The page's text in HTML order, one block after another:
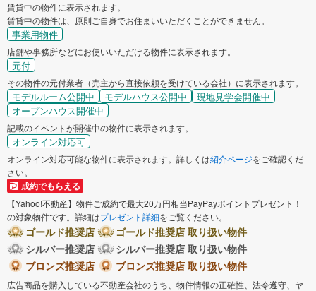
賃貸中の物件に表示されます。
賃貸中の物件は、原則ご自身でお住まいいただくことができません。
事業用物件
店舗や事務所などにお使いいただける物件に表示されます。
元付
その物件の元付業者（売主から直接依頼を受けている会社）に表示されます。
モデルルーム公開中 モデルハウス公開中
現地見学会開催中
オープンハウス開催中
記載のイベントが開催中の物件に表示されます。
オンライン対応可
オンライン対応可能な物件に表示されます。詳しくは紹介ページをご確認くだ
さい。
成約でもらえる
【Yahoo!不動産】物件ご成約で最大20万円相当PayPayポイントプレゼント！
の対象物件です。詳細はプレゼント詳細をご覧ください。
ゴールド推奨店
ゴールド推奨店 取り扱い物件
シルバー推奨店
シルバー推奨店 取り扱い物件
ブロンズ推奨店
ブロンズ推奨店 取り扱い物件
広告商品を購入している不動産会社のうち、物件情報の正確性、法令遵守、ヤ